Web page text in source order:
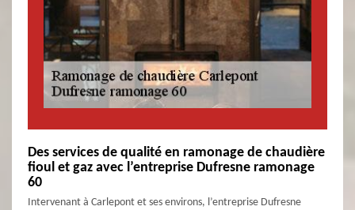
Des services de qualité en ramonage de chaudière
fioul et gaz avec l’entreprise Dufresne ramonage
60
Intervenant à Carlepont et ses environs, l’entreprise Dufresne